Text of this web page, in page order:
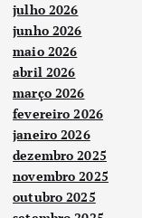
julho 2026
junho 2026
maio 2026
abril 2026
março 2026
fevereiro 2026
janeiro 2026
dezembro 2025
novembro 2025
outubro 2025